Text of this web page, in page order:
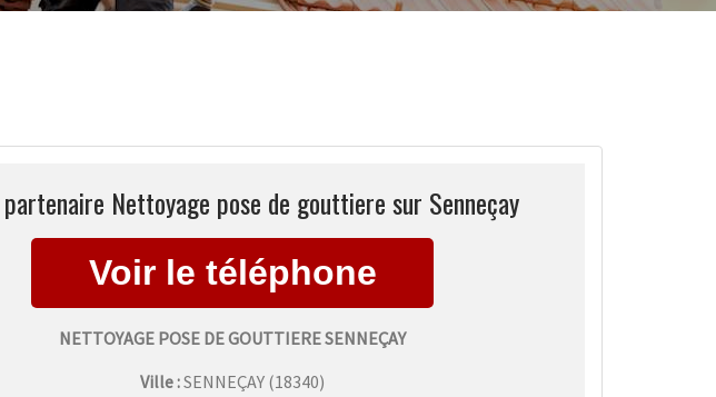
Nettoyage pose de gouttiere sur Senneçay
NETTOYAGE POSE DE GOUTTIERE SENNEÇAY
Ville :SENNEÇAY (18340)